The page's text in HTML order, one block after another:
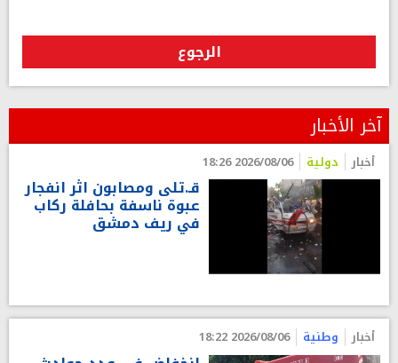
الرجوع
آخر الأخبار
أخبار دولية 2026/08/06 18:26
قـ.تلى ومصابون اثر انفجار
عبوة ناسفة بحافلة ركاب
في ريف دمشق
أخبار وطنية 2026/08/06 18:22